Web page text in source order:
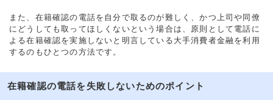
また、在籍確認の電話を自分で取るのが難しく、かつ上司や同僚
にどうしても取ってほしくないという場合は、原則として電話に
よる在籍確認を実施しないと明言している大手消費者金融を利用
するのもひとつの方法です。
在籍確認の電話を失敗しないためのポイント